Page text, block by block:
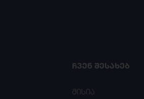
ᲩᲕᲔᲜ ᲨᲔᲡᲐᲮᲔᲑ
მისია